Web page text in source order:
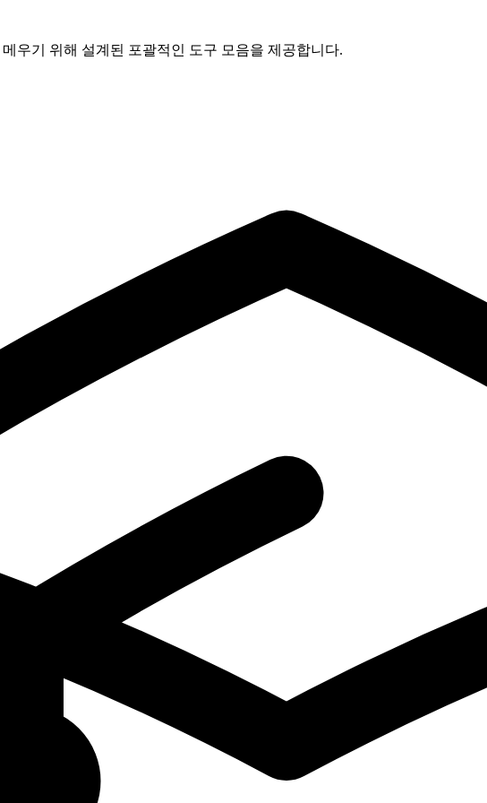
우기 위해 설계된 포괄적인 도구 모음을 제공합니다.